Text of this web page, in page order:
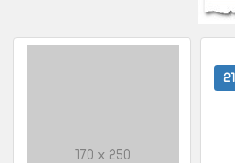
170 x 250